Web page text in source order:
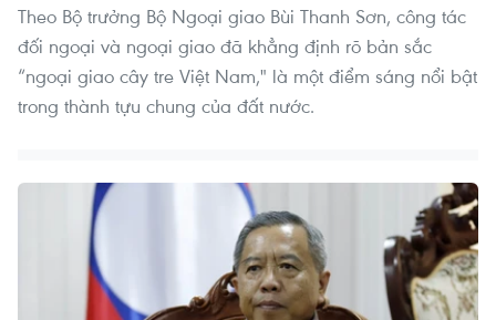
Theo Bộ trưởng Bộ Ngoại giao Bùi Thanh Sơn, công tác
đối ngoại và ngoại giao đã khẳng định rõ bản sắc
“ngoại giao cây tre Việt Nam," là một điểm sáng nổi bật
trong thành tựu chung của đất nước.